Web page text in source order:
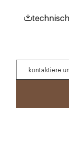
kontaktiere